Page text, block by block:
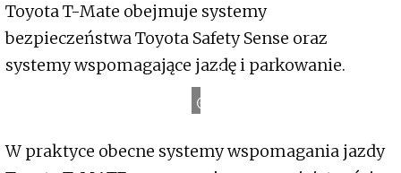
Toyota T-Mate obejmuje systemy
bezpieczeństwa Toyota Safety Sense oraz
systemy wspomagające jazdę i parkowanie.
W praktyce obecne systemy wspomagania jazdy